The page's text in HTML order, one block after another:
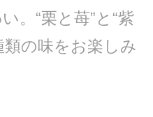
。“栗と苺”と“紫
の味をお楽しみ